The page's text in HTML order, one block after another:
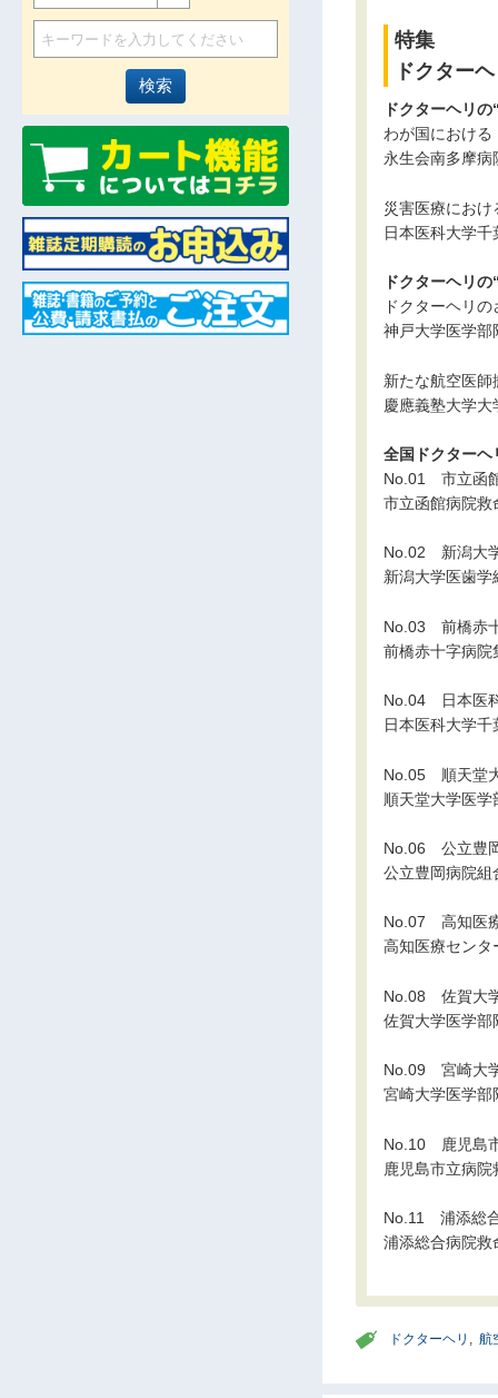
特集
ドクター
ドクターヘリ
わが国における
永生会南多摩
災害医療にお
日本医科大学
ドクターヘリ
ドクターヘリ
神戸大学医学部
新たな航空医
慶應義塾大学
全国ドクターヘ
No.01 市立函
市立函館病院救
No.02 新潟大
新潟大学医歯
No.03 前橋赤
前橋赤十字病院
No.04 日本医
日本医科大学
No.05 順天堂
順天堂大学医
No.06 公立豊
公立豊岡病院
No.07 高知医
高知医療センタ
No.08 佐賀大
佐賀大学医学
No.09 宮崎大
宮崎大学医学部
No.10 鹿児島
鹿児島市立病
No.11 浦添総
浦添総合病院救
ドクターヘリ , 航